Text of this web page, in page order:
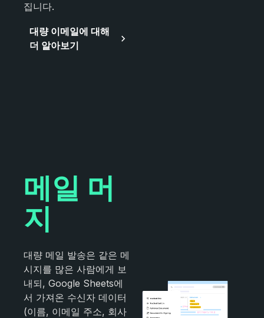
집니다.
대량 이메일에 대해
더 알아보기
메일 머
지
대량 메일 발송은 같은 메
시지를 많은 사람에게 보
내되, Google Sheets에
서 가져온 수신자 데이터
(이름, 이메일 주소, 회사